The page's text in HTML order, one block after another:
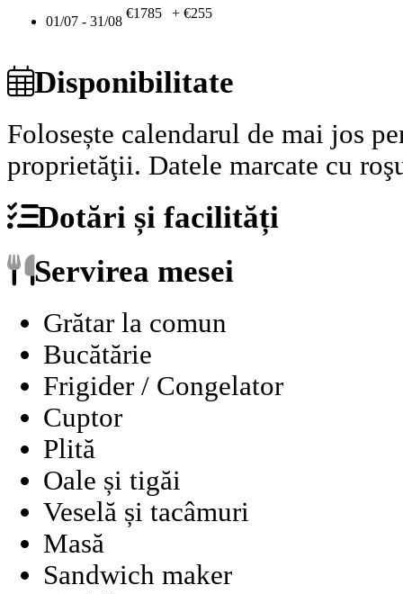
01/07 - 31/08
€1785 + €255
Disponibilitate
Folosește calendarul de mai jos
proprietăţii. Datele marcate cu
Dotări și facilități
Servirea mesei
Grătar la comun
Bucătărie
Frigider / Congelator
Cuptor
Plită
Oale și tigăi
Veselă și tacâmuri
Masă
Sandwich maker